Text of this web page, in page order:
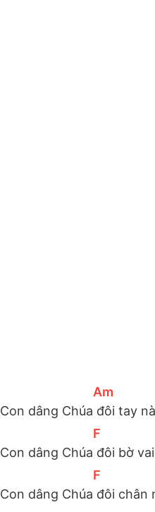
Con dâng Chúa
[
Am
đôi tay
Con dâng Chúa
[
F
đôi bờ vai
Con dâng Chúa
[
F
đôi chân